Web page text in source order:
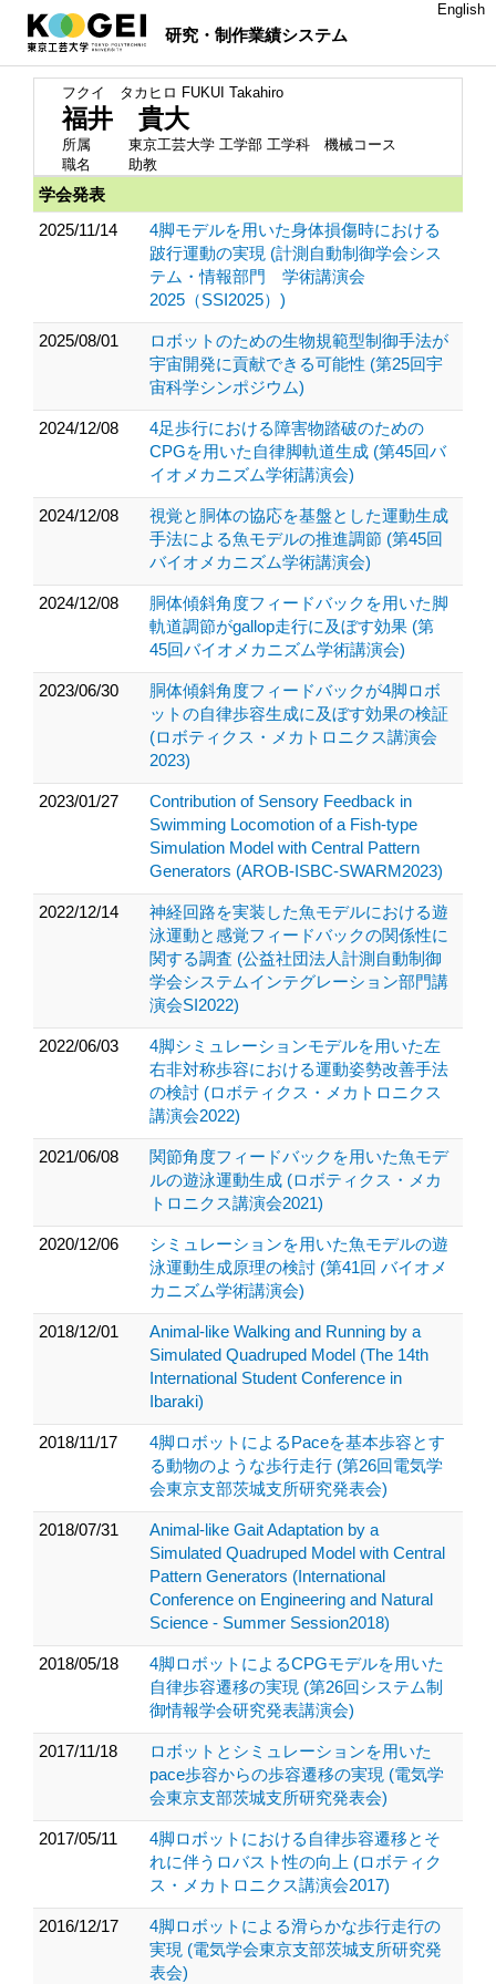
研究・制作業績システム
English
フクイ タカヒロ FUKUI Takahiro
福井 貴大
所属
東京工芸大学 工学部 工学科 機械コース
職名
助教
学会発表
2025/11/14
4脚モデルを用いた身体損傷時における
跛行運動の実現 (計測自動制御学会シス
テム・情報部門 学術講演会
2025（SSI2025）)
2025/08/01
ロボットのための生物規範型制御手法が
宇宙開発に貢献できる可能性 (第25回宇
宙科学シンポジウム)
2024/12/08
4足歩行における障害物踏破のための
CPGを用いた自律脚軌道生成 (第45回バ
イオメカニズム学術講演会)
2024/12/08
視覚と胴体の協応を基盤とした運動生成
手法による魚モデルの推進調節 (第45回
バイオメカニズム学術講演会)
2024/12/08
胴体傾斜角度フィードバックを用いた脚
軌道調節がgallop走行に及ぼす効果 (第
45回バイオメカニズム学術講演会)
2023/06/30
胴体傾斜角度フィードバックが4脚ロボ
ットの自律歩容生成に及ぼす効果の検証
(ロボティクス・メカトロニクス講演会
2023)
2023/01/27
Contribution of Sensory Feedback in
Swimming Locomotion of a Fish-type
Simulation Model with Central Pattern
Generators (AROB-ISBC-SWARM2023)
2022/12/14
神経回路を実装した魚モデルにおける遊
泳運動と感覚フィードバックの関係性に
関する調査 (公益社団法人計測自動制御
学会システムインテグレーション部門講
演会SI2022)
2022/06/03
4脚シミュレーションモデルを用いた左
右非対称歩容における運動姿勢改善手法
の検討 (ロボティクス・メカトロニクス
講演会2022)
2021/06/08
関節角度フィードバックを用いた魚モデ
ルの遊泳運動生成 (ロボティクス・メカ
トロニクス講演会2021)
2020/12/06
シミュレーションを用いた魚モデルの遊
泳運動生成原理の検討 (第41回 バイオメ
カニズム学術講演会)
2018/12/01
Animal-like Walking and Running by a
Simulated Quadruped Model (The 14th
International Student Conference in
Ibaraki)
2018/11/17
4脚ロボットによるPaceを基本歩容とす
る動物のような歩行走行 (第26回電気学
会東京支部茨城支所研究発表会)
2018/07/31
Animal-like Gait Adaptation by a
Simulated Quadruped Model with Central
Pattern Generators (International
Conference on Engineering and Natural
Science - Summer Session2018)
2018/05/18
4脚ロボットによるCPGモデルを用いた
自律歩容遷移の実現 (第26回システム制
御情報学会研究発表講演会)
2017/11/18
ロボットとシミュレーションを用いた
pace歩容からの歩容遷移の実現 (電気学
会東京支部茨城支所研究発表会)
2017/05/11
4脚ロボットにおける自律歩容遷移とそ
れに伴うロバスト性の向上 (ロボティク
ス・メカトロニクス講演会2017)
2016/12/17
4脚ロボットによる滑らかな歩行走行の
実現 (電気学会東京支部茨城支所研究発
表会)